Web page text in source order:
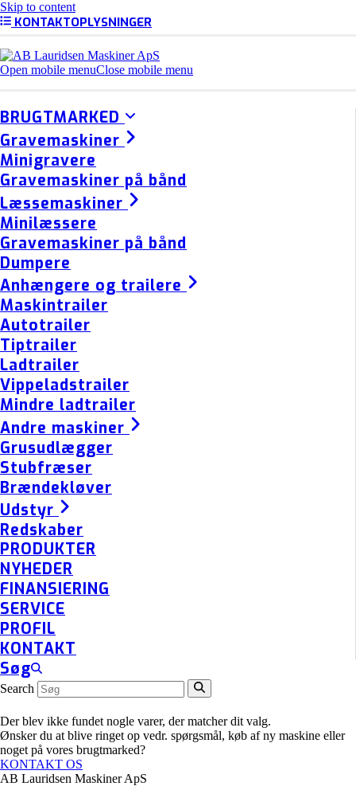
Skip to content
KONTAKTOPLYSNINGER
Open mobile menuClose mobile menu
BRUGTMARKED
Gravemaskiner
Minigravere
Gravemaskiner på bånd
Læssemaskiner
Minilæssere
Gravemaskiner på bånd
Dumpere
Anhængere og trailere
Maskintrailer
Autotrailer
Tiptrailer
Ladtrailer
Vippeladstrailer
Mindre ladtrailer
Andre maskiner
Grusudlægger
Stubfræser
Brændekløver
Udstyr
Redskaber
PRODUKTER
NYHEDER
FINANSIERING
SERVICE
PROFIL
KONTAKT
Søg
Search
Der blev ikke fundet nogle varer, der matcher dit valg.
Ønsker du at blive ringet op vedr. spørgsmål, køb af ny maskine eller
noget på vores brugtmarked?
KONTAKT OS
AB Lauridsen Maskiner ApS